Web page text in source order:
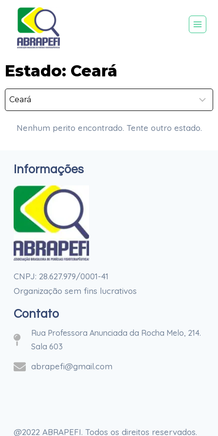
Estado: Ceará
Nenhum perito encontrado. Tente outro estado.
Informações
CNPJ: 28.627.979/0001-41
Organização sem fins lucrativos
Contato
Rua Professora Anunciada da Rocha Melo, 214.
Sala 603
abrapefi@gmail.com
@2022 ABRAPEFI. Todos os direitos reservados.